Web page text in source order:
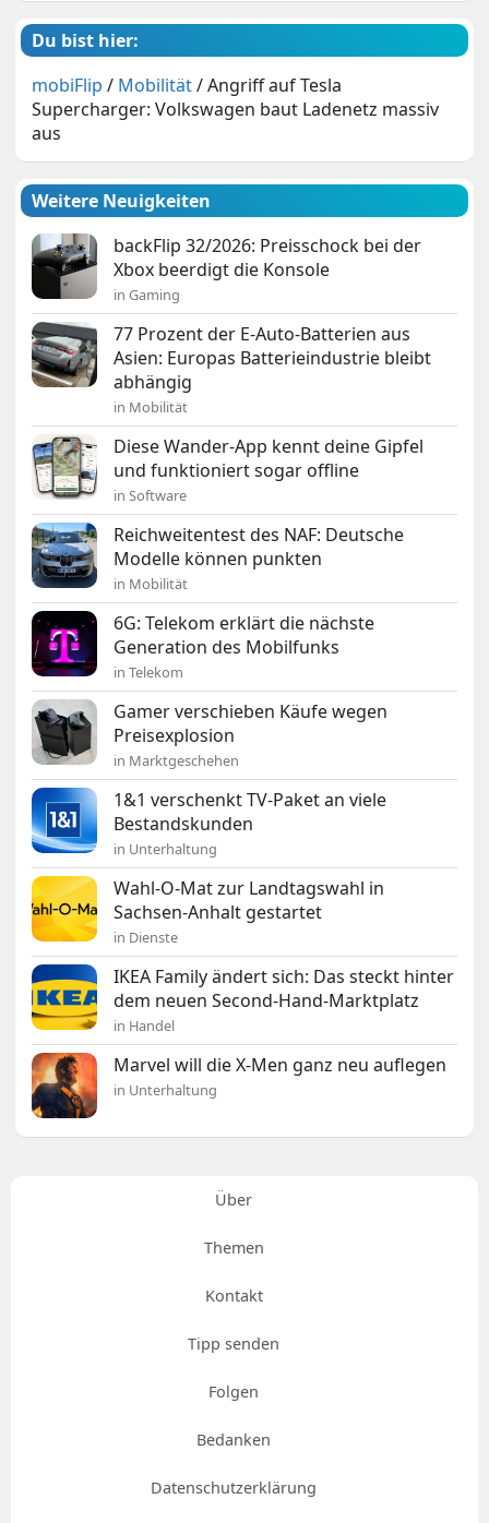
Du bist hier:
mobiFlip / Mobilität/Angriff auf Tesla
Supercharger: Volkswagen baut Ladenetz massiv
aus
Weitere Neuigkeiten
backFlip 32/2026: Preisschock bei der
Xbox beerdigt die Konsole
in Gaming
77 Prozent der E-Auto-Batterien aus
Asien: Europas Batterieindustrie bleibt
abhängig
in Mobilität
Diese Wander-App kennt deine Gipfel
und funktioniert sogar offline
in Software
Reichweitentest des NAF: Deutsche
Modelle können punkten
in Mobilität
6G: Telekom erklärt die nächste
Generation des Mobilfunks
in Telekom
Gamer verschieben Käufe wegen
Preisexplosion
in Marktgeschehen
1&1 verschenkt TV-Paket an viele
Bestandskunden
in Unterhaltung
Wahl-O-Mat zur Landtagswahl in
Sachsen-Anhalt gestartet
in Dienste
IKEA Family ändert sich: Das steckt hinter
dem neuen Second-Hand-Marktplatz
in Handel
Marvel will die X-Men ganz neu auflegen
in Unterhaltung
Über
Themen
Kontakt
Tipp senden
Folgen
Bedanken
Datenschutzerklärung